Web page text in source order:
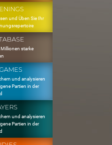
und Üben Sie Ihr
starke
und analysieren
Partien in der
und analysieren
Partien in der